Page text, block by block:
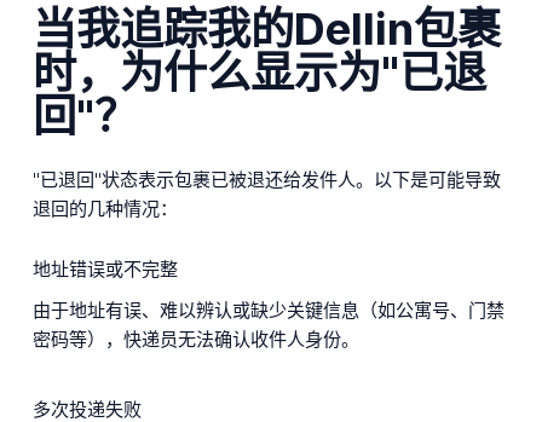
当我追踪我的Dellin包裹
时，为什么显示为"已退
回"？
"已退回"状态表示包裹已被退还给发件人。以下是可能导致
退回的几种情况：
地址错误或不完整
由于地址有误、难以辨认或缺少关键信息（如公寓号、门禁
密码等），快递员无法确认收件人身份。
多次投递失败